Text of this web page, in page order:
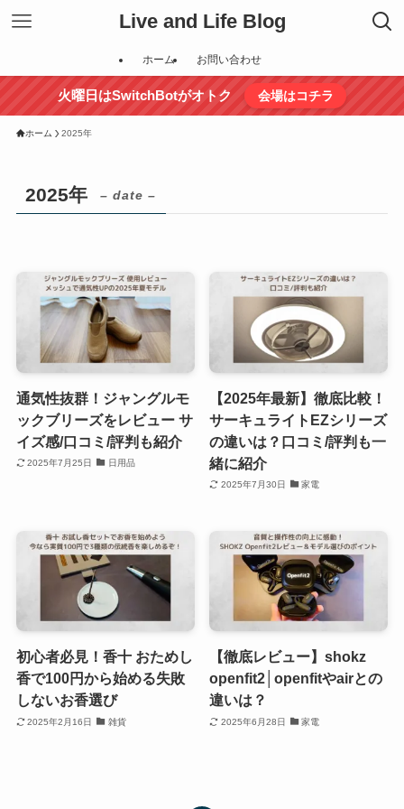
Live and Life Blog
ホーム お問い合わせ
火曜日はSwitchBotがオトク 会場はコチラ
ホーム 2025年
2025年 – date –
通気性抜群！ジャングルモ
ックブリーズをレビュー サ
イズ感/口コミ/評判も紹介
2025年7月25日 日用品
【2025年最新】徹底比較！
サーキュライトEZシリーズ
の違いは？口コミ/評判も一
緒に紹介
2025年7月30日 家電
初心者必見！香十 おためし
香で100円から始める失敗
しないお香選び
2025年2月16日 雑貨
【徹底レビュー】shokz
openfit2│openfitやairとの
違いは？
2025年6月28日 家電